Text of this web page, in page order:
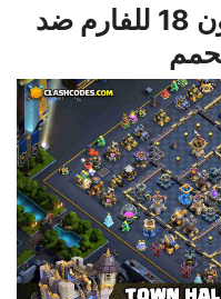
المخطط 3 : مخطط تاون 18 للفارم ضد